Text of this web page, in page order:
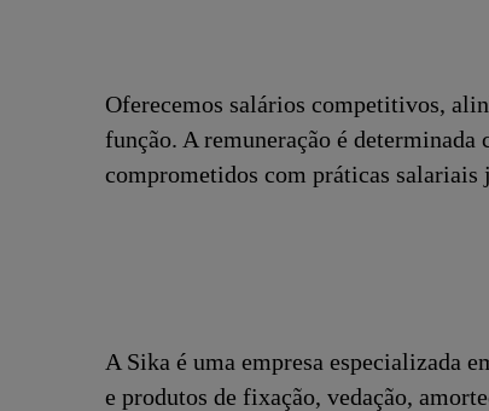
Oferecemos salários competitivos,
função. A remuneração é determinada
comprometidos com práticas salariais
A Sika é uma empresa especializada
e produtos de fixação, vedação,